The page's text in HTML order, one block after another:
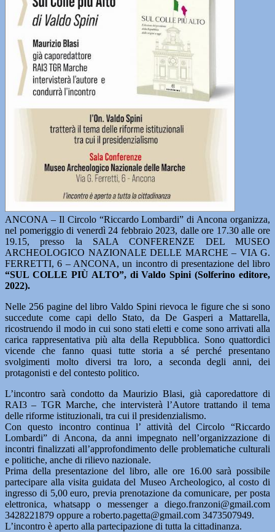
ANCONA – Il Circolo “Riccardo Lombardi” di Ancona organizza,
nel pomeriggio di venerdì 24 febbraio 2023, dalle ore 17.30 alle ore
19.15, presso la SALA CONFERENZE DEL MUSEO
ARCHEOLOGICO NAZIONALE DELLE MARCHE – VIA G.
FERRETTI, 6 – ANCONA, un incontro di presentazione del libro
“SUL COLLE PIÙ ALTO”, di Valdo Spini (Solferino editore,
2022).
Nelle 256 pagine del libro Valdo Spini rievoca le figure che si sono
succedute come capi dello Stato, da De Gasperi a Mattarella,
ricostruendo il modo in cui sono stati eletti e come sono arrivati alla
carica rappresentativa più alta della Repubblica. Sono quattordici
vicende che fanno quasi tutte storia a sé perché presentano
svolgimenti molto diversi tra loro, a seconda degli anni, dei
protagonisti e del contesto politico.
L’incontro sarà condotto da Maurizio Blasi, già caporedattore di
RAI3 – TGR Marche, che intervisterà l’Autore trattando il tema
delle riforme istituzionali, tra cui il presidenzialismo.
Con questo incontro continua l’ attività del Circolo “Riccardo
Lombardi” di Ancona, da anni impegnato nell’organizzazione di
incontri finalizzati all’approfondimento delle problematiche culturali
e politiche, anche di rilievo nazionale.
Prima della presentazione del libro, alle ore 16.00 sarà possibile
partecipare alla visita guidata del Museo Archeologico, al costo di
ingresso di 5,00 euro, previa prenotazione da comunicare, per posta
elettronica, whatsapp o messenger a diego.franzoni@gmail.com
3428221879 oppure a roberto.pagetta@gmail.com 3473507949.
L’incontro è aperto alla partecipazione di tutta la cittadinanza.